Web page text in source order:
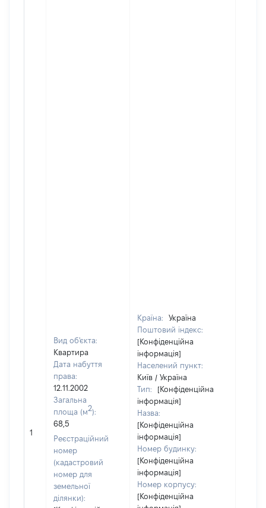
1
Вид об'єкта:
Квартира
Дата набуття
права:
12.11.2002
Загальна
площа (м2):
68,5
Реєстраційний
номер
(кадастровий
номер для
земельної
ділянки):
Країна:
Україна
Поштовий індекс:
[Конфіденційна
інформація]
Населений пункт:
Київ / Україна
Тип:
[Конфіденційна
інформація]
Назва:
[Конфіденційна
інформація]
Номер будинку:
[Конфіденційна
інформація]
Номер корпусу:
[Конфіденційна